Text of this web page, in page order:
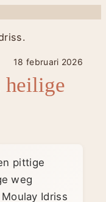
18 februari 2026
heilige
pittige
weg
Idriss